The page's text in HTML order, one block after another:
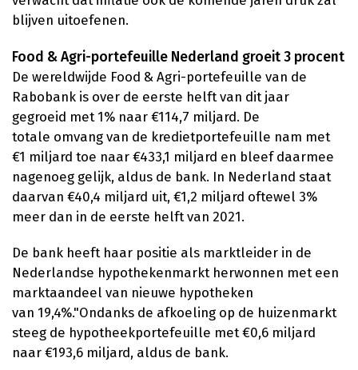
blijven uitoefenen.
Food & Agri-portefeuille Nederland groeit 3 procent
De wereldwijde Food & Agri-portefeuille van de
Rabobank is over de eerste helft van dit jaar
gegroeid met 1% naar €114,7 miljard. De
totale omvang van de kredietportefeuille nam met
€1 miljard toe naar €433,1 miljard en bleef daarmee
nagenoeg gelijk, aldus de bank. In Nederland staat
daarvan €40,4 miljard uit, €1,2 miljard oftewel 3%
meer dan in de eerste helft van 2021.
De bank heeft haar positie als marktleider in de
Nederlandse hypothekenmarkt herwonnen met een
marktaandeel van nieuwe hypotheken
van 19,4%."Ondanks de afkoeling op de huizenmarkt
steeg de hypotheekportefeuille met €0,6 miljard
naar €193,6 miljard, aldus de bank.